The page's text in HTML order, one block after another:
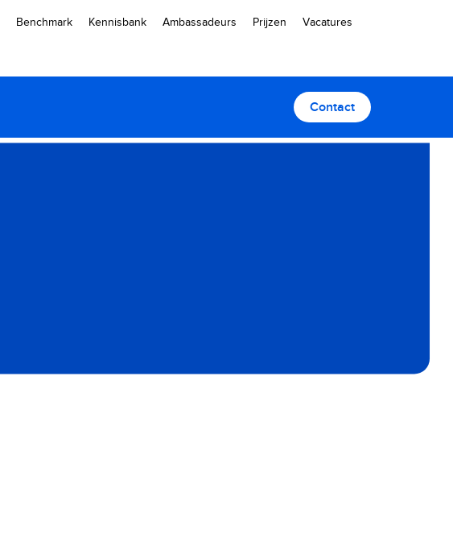
Benchmark Kennisbank Ambassadeurs Prijzen Vacatures
Contact